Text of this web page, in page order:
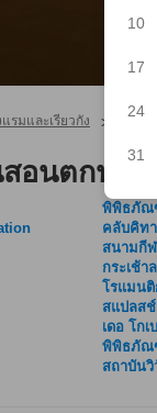
10
17
24
31
แรมและเรียวกัง > โกเ
นตกปลา
พิพิธภัณ
คลับคิท
สนามกี
กระเช้
โรแมน
สแปลสช์
เดอ โกเ
พิพิธภัณ
สถาบัน